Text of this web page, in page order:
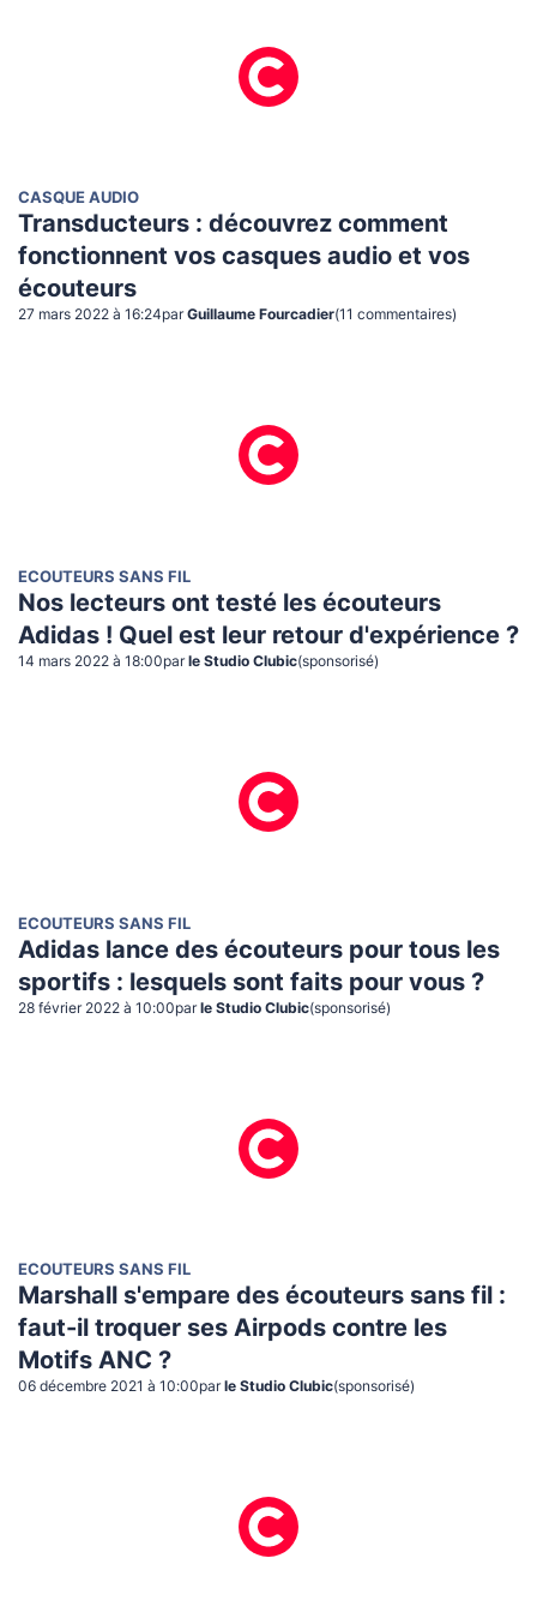
CASQUE AUDIO
Transducteurs : découvrez comment
fonctionnent vos casques audio et vos
écouteurs
27 mars 2022 à 16:24par Guillaume Fourcadier(11 commentaires)
ECOUTEURS SANS FIL
Nos lecteurs ont testé les écouteurs
Adidas ! Quel est leur retour d'expérience ?
14 mars 2022 à 18:00par le Studio Clubic(sponsorisé)
ECOUTEURS SANS FIL
Adidas lance des écouteurs pour tous les
sportifs : lesquels sont faits pour vous ?
28 février 2022 à 10:00par le Studio Clubic(sponsorisé)
ECOUTEURS SANS FIL
Marshall s'empare des écouteurs sans fil :
faut-il troquer ses Airpods contre les
Motifs ANC ?
06 décembre 2021 à 10:00par le Studio Clubic(sponsorisé)